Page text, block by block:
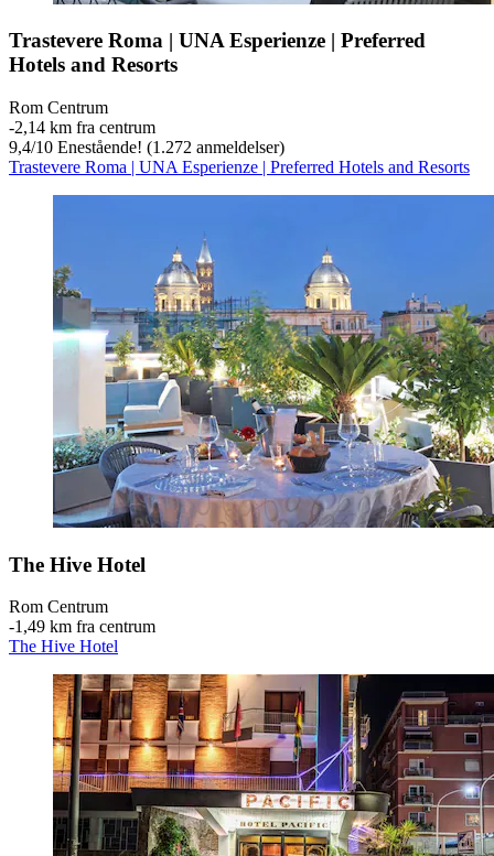
Trastevere Roma | UNA Esperienze | Preferred
Hotels and Resorts
Rom Centrum
‐2,14 km fra centrum
9,4/10 Enestående! (1.272 anmeldelser)
Trastevere Roma | UNA Esperienze | Preferred Hotels and Resorts
The Hive Hotel
Rom Centrum
‐1,49 km fra centrum
The Hive Hotel